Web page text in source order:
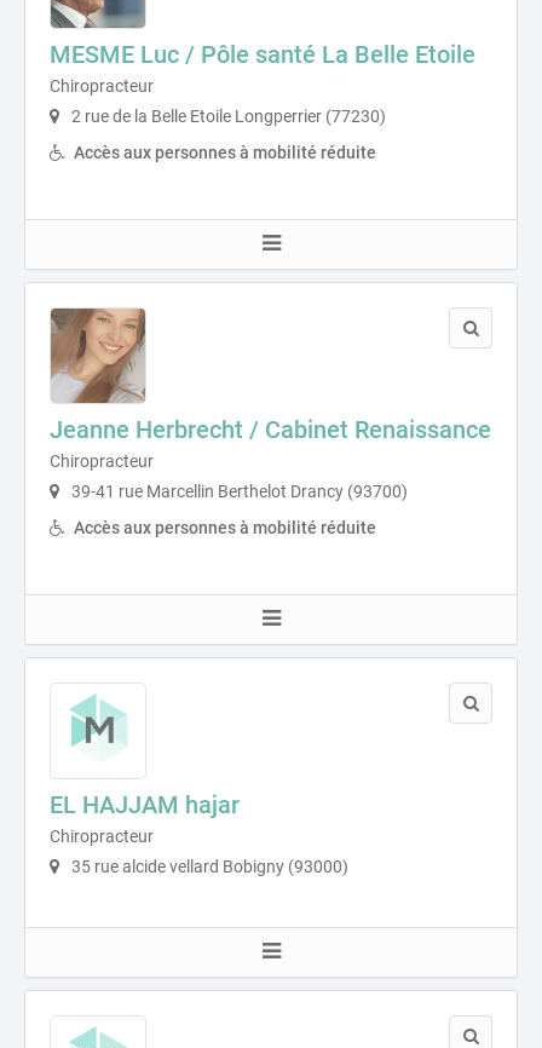
MESME Luc / Pôle santé La Belle Etoile
Chiropracteur
2 rue de la Belle Etoile Longperrier (77230)
Accès aux personnes à mobilité réduite
Jeanne Herbrecht / Cabinet Renaissance
Chiropracteur
39-41 rue Marcellin Berthelot Drancy (93700)
Accès aux personnes à mobilité réduite
EL HAJJAM hajar
Chiropracteur
35 rue alcide vellard Bobigny (93000)